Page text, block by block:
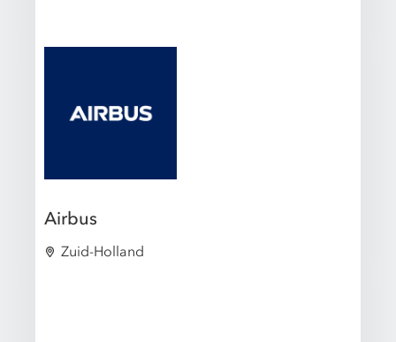
Airbus
Zuid-Holland